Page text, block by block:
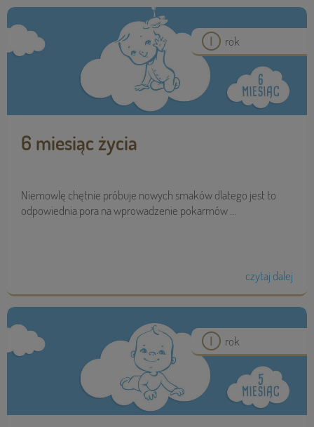
rok
6 miesiąc życia
Niemowlę chętnie próbuje nowych smaków dlatego jest to
odpowiednia pora na wprowadzenie pokarmów ...
czytaj dalej
rok